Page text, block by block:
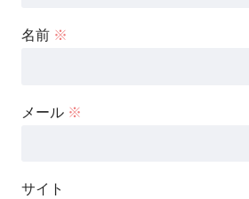
名前 ※
メール ※
サイト